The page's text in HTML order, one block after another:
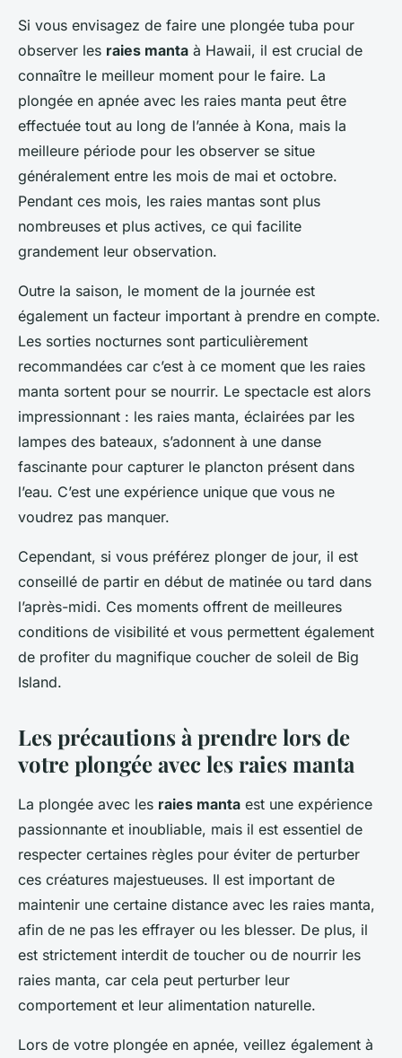
Si vous envisagez de faire une plongée tuba pour
observer les raies manta à Hawaii, il est crucial de
connaître le meilleur moment pour le faire. La
plongée en apnée avec les raies manta peut être
effectuée tout au long de l’année à Kona, mais la
meilleure période pour les observer se situe
généralement entre les mois de mai et octobre.
Pendant ces mois, les raies mantas sont plus
nombreuses et plus actives, ce qui facilite
grandement leur observation.
Outre la saison, le moment de la journée est
également un facteur important à prendre en compte.
Les sorties nocturnes sont particulièrement
recommandées car c’est à ce moment que les raies
manta sortent pour se nourrir. Le spectacle est alors
impressionnant : les raies manta, éclairées par les
lampes des bateaux, s’adonnent à une danse
fascinante pour capturer le plancton présent dans
l’eau. C’est une expérience unique que vous ne
voudrez pas manquer.
Cependant, si vous préférez plonger de jour, il est
conseillé de partir en début de matinée ou tard dans
l’après-midi. Ces moments offrent de meilleures
conditions de visibilité et vous permettent également
de profiter du magnifique coucher de soleil de Big
Island.
Les précautions à prendre lors de
votre plongée avec les raies manta
La plongée avec les raies manta est une expérience
passionnante et inoubliable, mais il est essentiel de
respecter certaines règles pour éviter de perturber
ces créatures majestueuses. Il est important de
maintenir une certaine distance avec les raies manta,
afin de ne pas les effrayer ou les blesser. De plus, il
est strictement interdit de toucher ou de nourrir les
raies manta, car cela peut perturber leur
comportement et leur alimentation naturelle.
Lors de votre plongée en apnée, veillez également à